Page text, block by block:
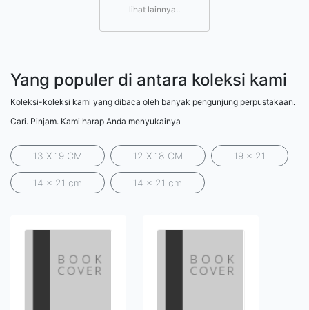
lihat lainnya..
Yang populer di antara koleksi kami
Koleksi-koleksi kami yang dibaca oleh banyak pengunjung perpustakaan.
Cari. Pinjam. Kami harap Anda menyukainya
13 X 19 CM 12 X 18 CM 19 x 21
14 x 21 cm 14 x 21 cm